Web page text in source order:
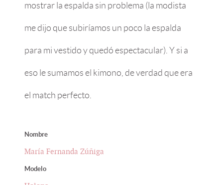
mostrar la espalda sin problema (la modista
me dijo que subiríamos un poco la espalda
para mi vestido y quedó espectacular). Y si a
eso le sumamos el kimono, de verdad que era
el match perfecto.
Nombre
María Fernanda Zúñiga
Modelo